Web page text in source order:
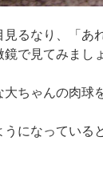
るなり、「あ
で見てみまし
ちゃんの肉球
うになっている